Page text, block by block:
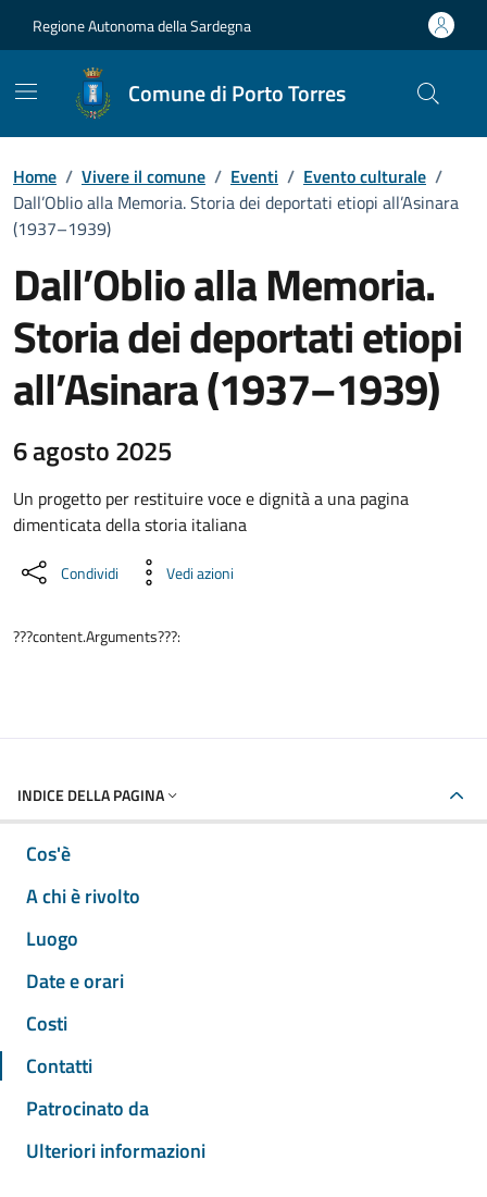
Regione Autonoma della Sardegna
Comune di Porto Torres
Home / Vivere il comune / Eventi / Evento culturale /
Dall’Oblio alla Memoria. Storia dei deportati etiopi all’Asinara
(1937–1939)
Dall’Oblio alla Memoria.
Storia dei deportati etiopi
all’Asinara (1937–1939)
Dettaglio dell'evento
6 agosto 2025
Un progetto per restituire voce e dignità a una pagina
dimenticata della storia italiana
Condividi Vedi azioni
???content.Arguments???:
INDICE DELLA PAGINA
Cos'è
A chi è rivolto
Luogo
Date e orari
Costi
Contatti
Patrocinato da
Ulteriori informazioni